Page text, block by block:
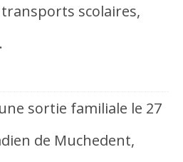
transports scolaires,
sortie familiale le 27
de Muchedent,